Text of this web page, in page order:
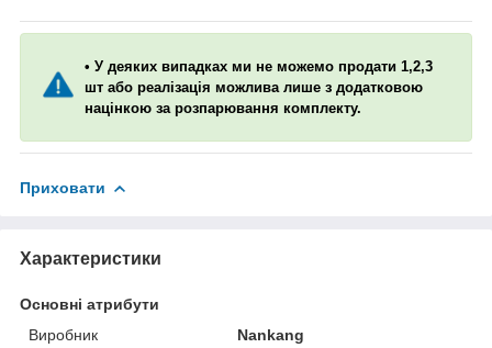
• У деяких випадках ми не можемо продати 1,2,3
шт або реалізація можлива лише з додатковою
націнкою за розпарювання комплекту.
Приховати
Характеристики
Основні атрибути
Виробник
Nankang